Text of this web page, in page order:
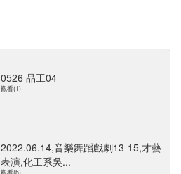
0526 品工04
觀看(1)
2022.06.14,音樂舞蹈戲劇13-15,才藝
表演,化工系吳...
觀看(5)